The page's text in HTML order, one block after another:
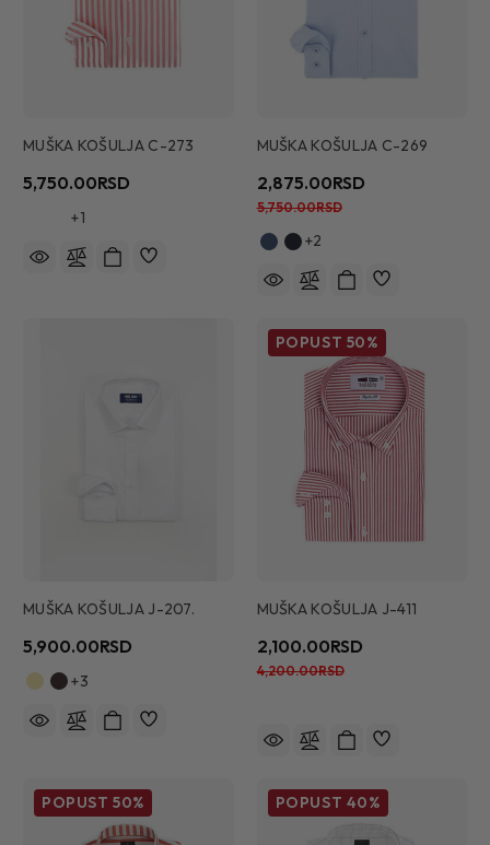
MUŠKA KOŠULJA C-273
5,750.00RSD
+1
MUŠKA KOŠULJA C-269
2,875.00RSD
5,750.00RSD
+2
MUŠKA KOŠULJA J-207.
5,900.00RSD
+3
POPUST 50%
MUŠKA KOŠULJA J-411
2,100.00RSD
4,200.00RSD
POPUST50% POPUST 40%